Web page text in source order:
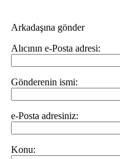
Arkadaşına gönder
Alıcının e-Posta adresi:
Gönderenin ismi:
e-Posta adresiniz:
Konu: